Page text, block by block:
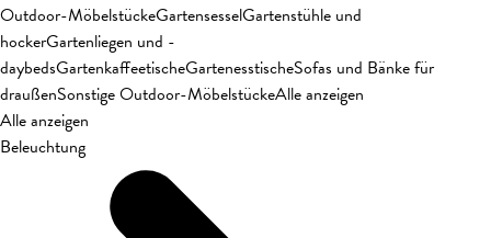
Outdoor-MöbelstückeGartensesselGartenstühle und
hockerGartenliegen und -
daybedsGartenkaffeetischeGartenesstischeSofas und Bänke für
draußenSonstige Outdoor-MöbelstückeAlle anzeigen
Alle anzeigen
Beleuchtung